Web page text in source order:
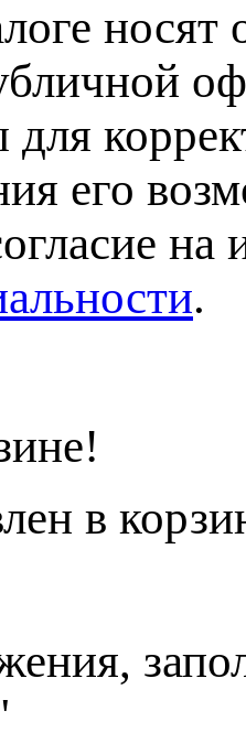
носят
его
.
в